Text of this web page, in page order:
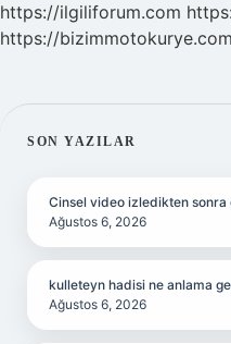
https://ilgiliforum.com
https://
SIDEBAR
SON YAZILAR
Cinsel video izledikten sonra
Ağustos 6, 2026
kulleteyn hadisi ne anlama
Ağustos 6, 2026